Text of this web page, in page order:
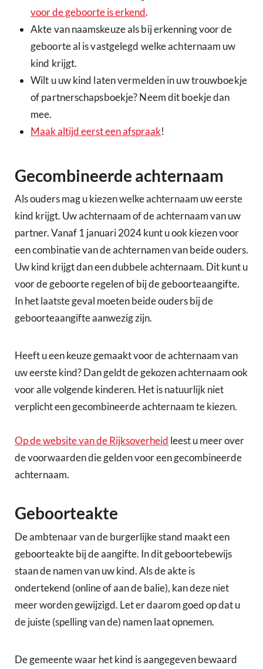
voor de geboorte is erkend.
Akte van naamskeuze als bij erkenning voor de
geboorte al is vastgelegd welke achternaam uw
kind krijgt.
Wilt u uw kind laten vermelden in uw trouwboekje
of partnerschapsboekje? Neem dit boekje dan
mee.
Maak altijd eerst een afspraak!
Gecombineerde achternaam
Als ouders mag u kiezen welke achternaam uw eerste
kind krijgt. Uw achternaam of de achternaam van uw
partner. Vanaf 1 januari 2024 kunt u ook kiezen voor
een combinatie van de achternamen van beide ouders.
Uw kind krijgt dan een dubbele achternaam. Dit kunt u
voor de geboorte regelen of bij de geboorteaangifte.
In het laatste geval moeten beide ouders bij de
geboorteaangifte aanwezig zijn.
Heeft u een keuze gemaakt voor de achternaam van
uw eerste kind? Dan geldt de gekozen achternaam ook
voor alle volgende kinderen. Het is natuurlijk niet
verplicht een gecombineerde achternaam te kiezen.
Op de website van de Rijksoverheid leest u meer over
de voorwaarden die gelden voor een gecombineerde
achternaam.
Geboorteakte
De ambtenaar van de burgerlijke stand maakt een
geboorteakte bij de aangifte. In dit geboortebewijs
staan de namen van uw kind. Als de akte is
ondertekend (online of aan de balie), kan deze niet
meer worden gewijzigd. Let er daarom goed op dat u
de juiste (spelling van de) namen laat opnemen.
De gemeente waar het kind is aangegeven bewaard